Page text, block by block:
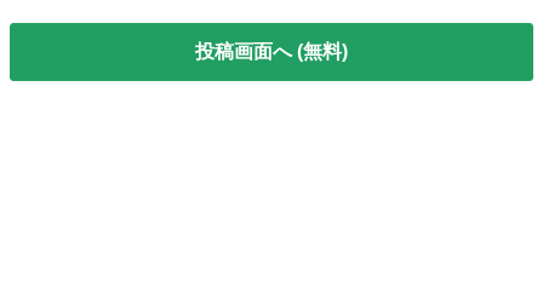
投稿画面へ (無料)